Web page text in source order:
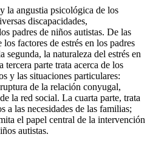
la angustia psicológica de los
discapacidades,
padres de niños autistas. De las
factores de estrés en los padres
segunda, la naturaleza del estrés en
tercera parte trata acerca de los
y las situaciones particulares:
de la relación conyugal,
la red social. La cuarta parte, trata
a las necesidades de las familias;
el papel central de la intervención
autistas.